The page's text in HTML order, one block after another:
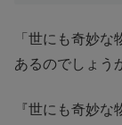
「世にも奇妙な
あるのでしょう
『世にも奇妙